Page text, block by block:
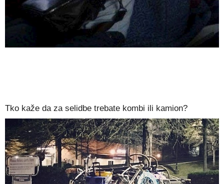
Tko kaže da za selidbe trebate kombi ili kamion?